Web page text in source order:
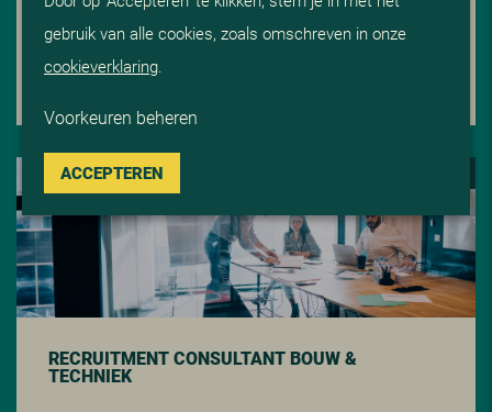
LEES MEER
5500 - 7500
RECRUITMENT CONSULTANT BOUW &
TECHNIEK
gebruik van alle cookies, zoals omschreven in onze
cookieverklaring
Voorkeuren beheren
ACCEPTEREN